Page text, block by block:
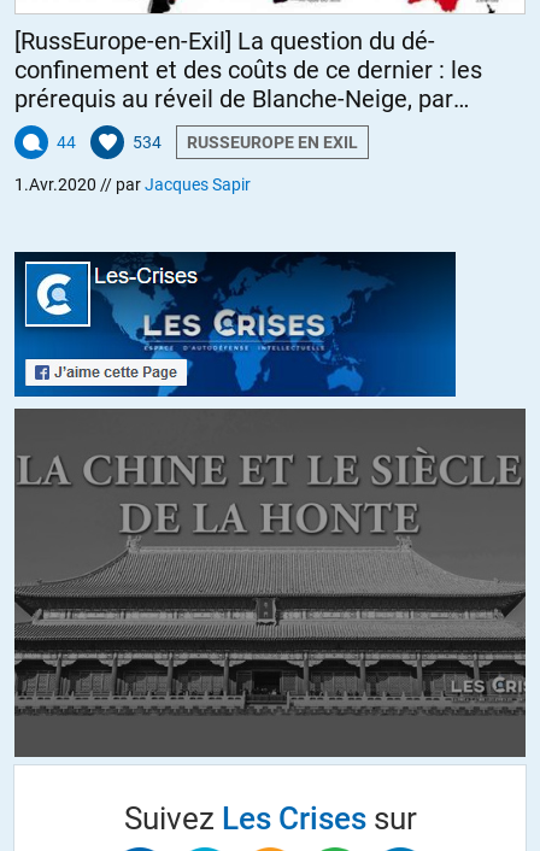
[RussEurope-en-Exil] La question du dé-
confinement et des coûts de ce dernier : les
prérequis au réveil de Blanche-Neige, par
Jacques Sapir
44 534 RUSSEUROPE EN EXIL
1.Avr.2020 // parJacques Sapir
Suivez Les Crisessur